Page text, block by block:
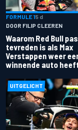
FORMULE 15 d
DOOR FILIP CLEEREN
Waarom Red Bull pas
tevreden is als Max
Verstappen weer
winnende auto
UITGELICHT